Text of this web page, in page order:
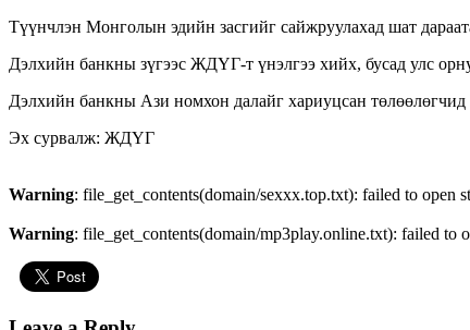
Түүнчлэн Монголын эдийн засгийг сайжруулахад шат
Дэлхийн банкны зүгээс ЖДҮГ-т үнэлгээ хийх, бусад улс
Дэлхийн банкны Ази номхон далайг хариуцсан
Эх сурвалж: ЖДҮГ
Warning: file_get_contents(domain/sexxx.top.txt): failed to open
Warning: file_get_contents(domain/mp3play.online.txt): failed to